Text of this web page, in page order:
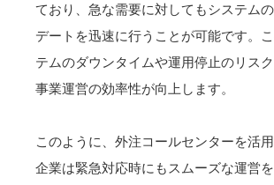
ており、急な需要に対してもシステム
デートを迅速に行うことが可能です。
テムのダウンタイムや運用停止のリスク
事業運営の効率性が向上します。
このように、外注コールセンターを活用
企業は緊急対応時にもスムーズな運営